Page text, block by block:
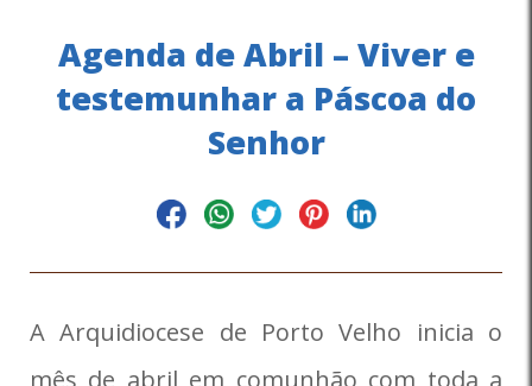
Agenda de Abril – Viver e
testemunhar a Páscoa do
Senhor
A Arquidiocese de Porto Velho inicia o
mês de abril em comunhão com toda a